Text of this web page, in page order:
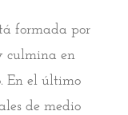
formada por
culmina en
En el último
de medio